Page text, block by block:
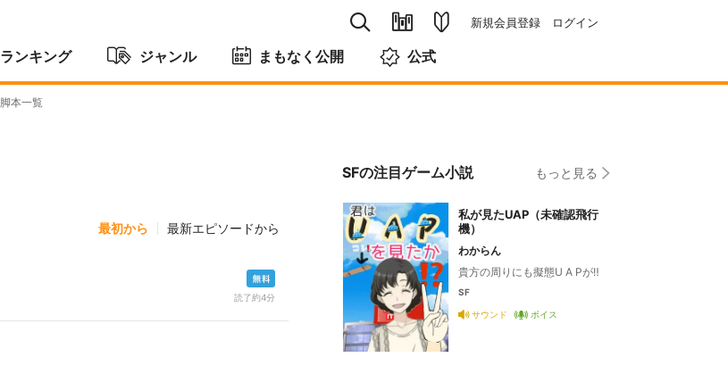
新規会員登録 ログイン
ランキング ジャンル まもなく公開 公式
脚本一覧
最初から 最新エピソードから
読了約4分
SFの注目ゲーム小説 もっと見る
私が見たUAP（未確認飛行
機）
わからん
貴方の周りにも擬態U A Pが‼️
SF
サウンド ボイス